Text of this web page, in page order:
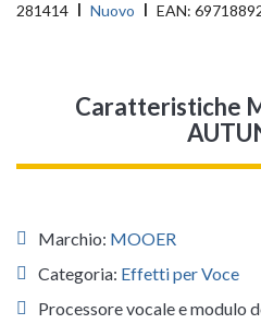
281414 Nuovo EAN:
Caratteristiche
Marchio: MOOER
Categoria: Effetti per Voce
Processore vocale e modulo